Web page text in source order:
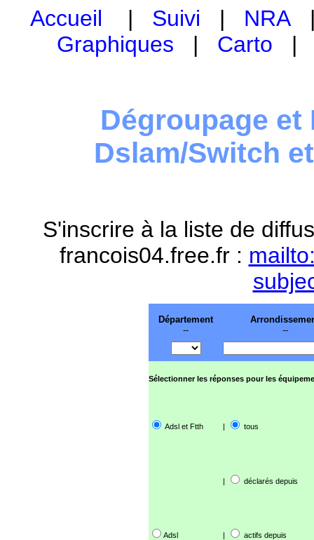
Accueil | Suivi | NRA
Graphiques | Carto
Dégroupage et
Dslam/Switch
S'inscrire à la liste de
francois04.free.fr :
Département
--
--
Sélectionner les réponses pour les
Adsl et Ftth | tous
| déclarés depuis
Adsl | actifs depuis